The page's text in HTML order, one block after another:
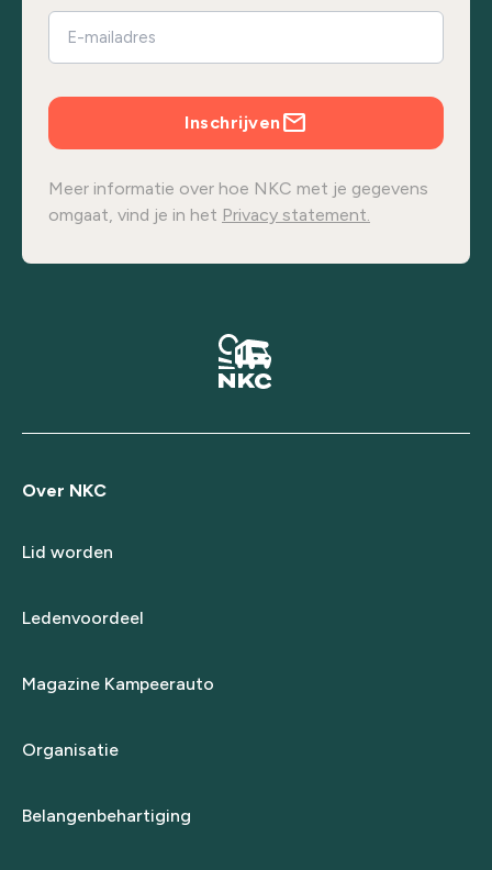
Inschrijven
Meer informatie over hoe NKC met je gegevens
omgaat, vind je in het Privacy statement.
Over NKC
Lid worden
Ledenvoordeel
Magazine Kampeerauto
Organisatie
Belangenbehartiging